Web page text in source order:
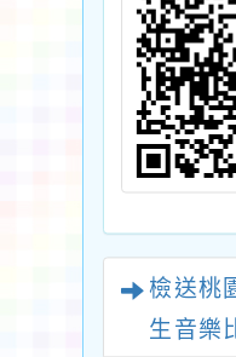
檢送桃
生音樂
衛生福利部自
月22日起廢止